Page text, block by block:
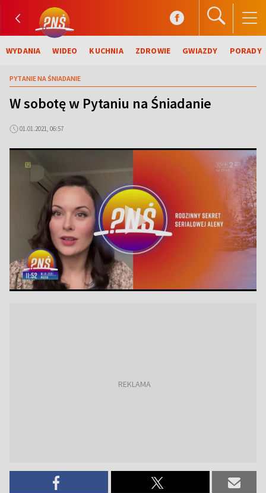
WYDANIA WIDEO KUCHNIA ZDROWIE GWIAZDY PORADY
PYTANIE NA ŚNIADANIE
W sobotę w Pytaniu na Śniadanie
01.01.2021, 06:57